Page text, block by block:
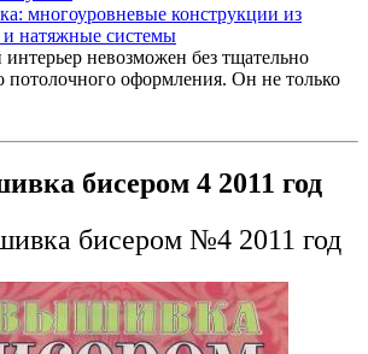
многоуровневые конструкции из
и натяжные системы
невозможен без тщательно
потолочного оформления. Он не только
бисером 4 2011 год
бисером №4 2011 год